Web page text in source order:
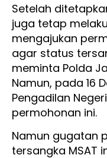
Setelah
juga tetap
mengajukan
agar status
meminta Polda
Namun, pada 16
Pengadilan
permohonan ini.
Namun gugatan
tersangka MSAT